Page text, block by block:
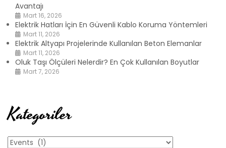
Avantajı
Mart 16, 2026
Elektrik Hatları İçin En Güvenli Kablo Koruma Yöntemleri
Mart 11, 2026
Elektrik Altyapı Projelerinde Kullanılan Beton Elemanlar
Mart 11, 2026
Oluk Taşı Ölçüleri Nelerdir? En Çok Kullanılan Boyutlar
Mart 7, 2026
Kategoriler
Kategoriler